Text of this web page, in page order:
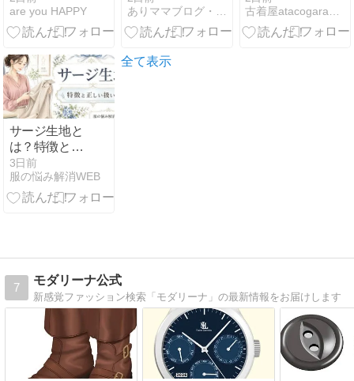
are you HAPPY
本日４日２０
時から先着１
新作も半額♡
ありママブログ・１６２センチのシンプル プチプラコーデ
Henry Neck T-
shirts Blue
古着屋atacogarageのブログ
サージ生地と
は？特徴と正
しい扱い方
【失敗を防ぐ
手入れ方法】
3日前
服の悩み解消WEB
全て表示
7
モダリーナ公式
新感覚ファッション検索「モダリーナ」の最新情報をお届けします